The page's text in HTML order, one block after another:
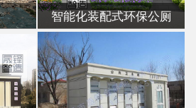
智能化装配式环保公厕